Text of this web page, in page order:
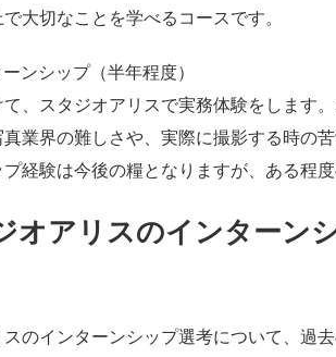
大切なことを学べるコースです。
ンシップ（半年程度）
、スタジオアリスで実務体験をします
業界の難しさや、実際に撮影する時の
経験は今後の糧となりますが、ある程度
オアリスのインターン
のインターンシップ選考について、過